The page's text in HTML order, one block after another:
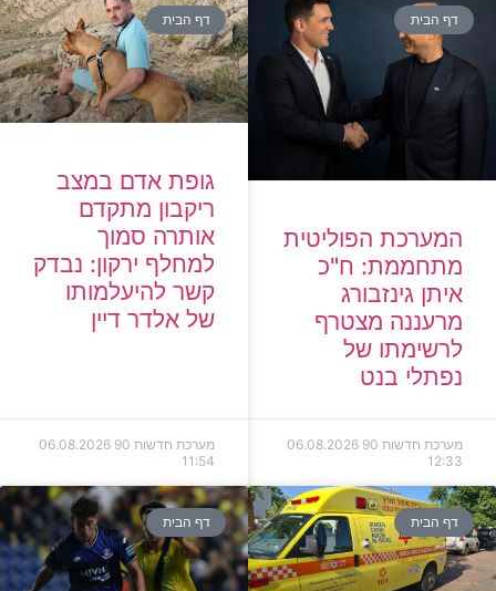
דף הבית
המערכת הפוליטית
מתחממת: ח"כ
איתן גינזבורג
מרעננה מצטרף
לרשימתו של
נפתלי בנט
מערכת חדשות 90
06.08.2026
12:33
דף הבית
גופת אדם במצב
ריקבון מתקדם
אותרה סמוך
למחלף ירקון: נבדק
קשר להיעלמותו
של אלדר דיין
מערכת חדשות 90
06.08.2026
11:54
דף הבית דף הבית